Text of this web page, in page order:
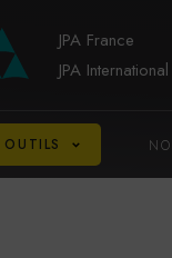
JPA France
JPA International
OUTILS